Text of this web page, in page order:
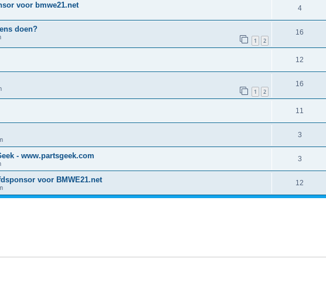
voor bmwe21.net 4
doen?
1 2
16
12
1 2
16
11
3
- www.partsgeek.com 3
voor BMWE21.net 12